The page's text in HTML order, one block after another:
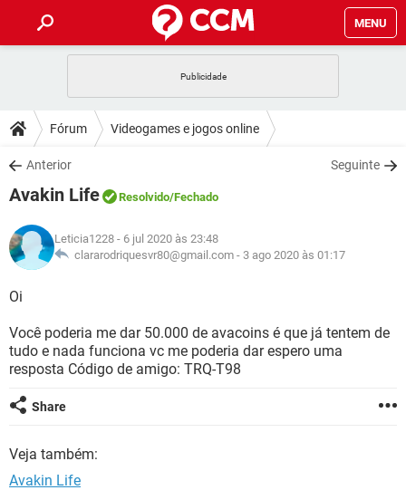
MENU
CELULAR FACEBOOK
OUTLOOK
INSTAGRAM GMAIL
GUIA DE COMPRAS
DICAS
JOGOS WHATSAPP
INSTAGRAM GMAIL
GUIA DE COMPRAS
DOWNLOADS
JOGOS WHATSAPP
CELULAR
OUTLOOK EXCEL
INSTAGRAM
JOGOS WHATSAPP
CELULAR
OUTLOOK
INSTAGRAM GMAIL
GUIA DE COMPRAS
GLOSSÁRIO
JOGOS
OUTLOOK EXCEL
INSTAGRAM
GUIA DE COMPRAS
Fórum Videogames e jogos online
Anterior Seguinte
Avakin Life Resolvido/Fechado
Leticia1228 - 6 jul 2020 às 23:48
clararodriquesvr80@gmail.com - 3 ago 2020 às 01:17
Oi
Você poderia me dar 50.000 de avacoins é que já tentem de
tudo e nada funciona vc me poderia dar espero uma
resposta Código de amigo: TRQ-T98
Share
Veja também:
Avakin Life